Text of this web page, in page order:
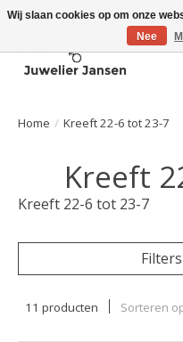
Home / Kreeft 22-6 tot 23-7
Kreeft
Kreeft 22-6 tot 23-7
11 producten Sorteren
Wij slaan cookies op om onze
Nee